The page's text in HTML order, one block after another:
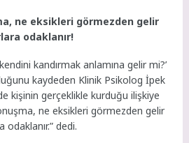
ne eksikleri görmezden gelir
odaklanır!
kandırmak anlamına gelir mi?’
kaydeden Klinik Psikolog İpek
kişinin gerçeklikle kurduğu ilişkiye
ne eksikleri görmezden gelir
odaklanır.” dedi.